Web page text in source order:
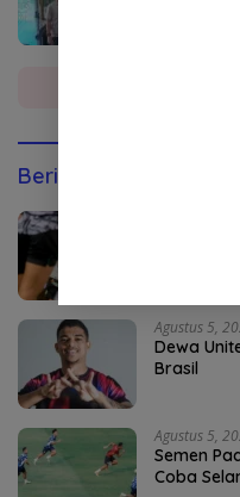
Berita Olahraga
Agustus 5,
Dewa
Brasil
Agustus 5,
Semen
Coba